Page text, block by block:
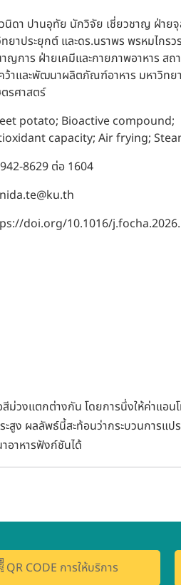
นิดา ปานอุทัย นักวิจัย เชี่ยวชาญ ฝ่าย
ยาประยุกต์ และดร.นราพร พรหมไกร
ญการ ฝ่ายเคมีและกายภาพอาหาร สถ
ว้าและพัฒนาผลิตภัณฑ์อาหาร มหาวิทย
รศาสตร์
potato; Bioactive compound;
capacity; Air frying;
8629 ต่อ 1604
doi.org/10.1016/
ม่วงแตกต่างกัน โดยการนึ่งให้ค่าแอน
สูง ผลลัพธ์นี้สะท้อนว่ากระบวนการแป
าหารฟังก์ชันได้
QR CODE การให้บริการ